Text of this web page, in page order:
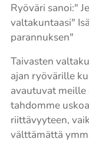
Ryöväri sanoi:"
valtakuntaasi"
parannuksen"
Taivasten
ajan ryövärille
avautuvat
tahdomme
riittävyyteen,
välttämättä